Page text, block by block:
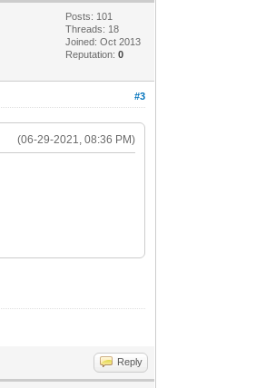
Posts: 101
Threads: 18
Joined: Oct 2013
Reputation:0
#3
(06-29-2021, 08:36 PM)
Reply